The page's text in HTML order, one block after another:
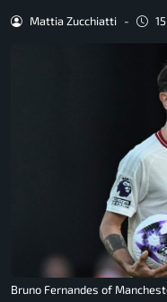
Mattia Zucchiatti -
Bruno Fernandes of